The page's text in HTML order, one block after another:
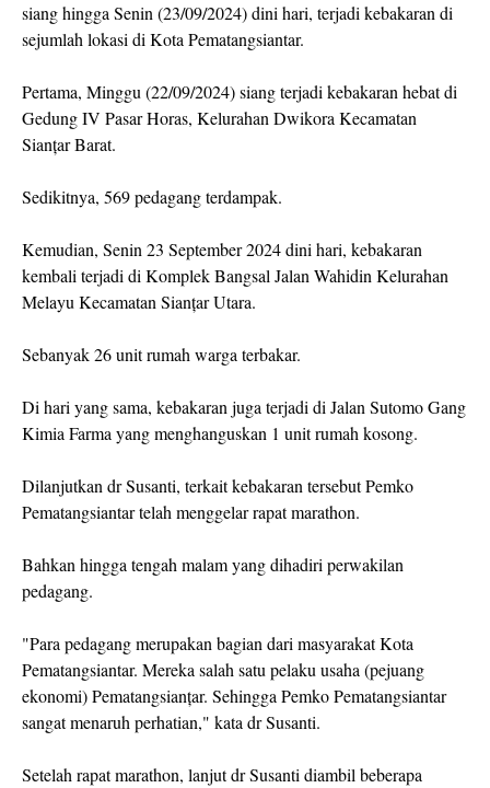
siang hingga Senin (23/09/2024) dini hari, terjadi kebakaran di
sejumlah lokasi di Kota Pematangsiantar.
Pertama, Minggu (22/09/2024) siang terjadi kebakaran hebat di
Gedung IV Pasar Horas, Kelurahan Dwikora Kecamatan
Sianțar Barat.
Sedikitnya, 569 pedagang terdampak.
Kemudian, Senin 23 September 2024 dini hari, kebakaran
kembali terjadi di Komplek Bangsal Jalan Wahidin Kelurahan
Melayu Kecamatan Sianțar Utara.
Sebanyak 26 unit rumah warga terbakar.
Di hari yang sama, kebakaran juga terjadi di Jalan Sutomo Gang
Kimia Farma yang menghanguskan 1 unit rumah kosong.
Dilanjutkan dr Susanti, terkait kebakaran tersebut Pemko
Pematangsiantar telah menggelar rapat marathon.
Bahkan hingga tengah malam yang dihadiri perwakilan
pedagang.
"Para pedagang merupakan bagian dari masyarakat Kota
Pematangsiantar. Mereka salah satu pelaku usaha (pejuang
ekonomi) Pematangsianțar. Sehingga Pemko Pematangsiantar
sangat menaruh perhatian," kata dr Susanti.
Setelah rapat marathon, lanjut dr Susanti diambil beberapa